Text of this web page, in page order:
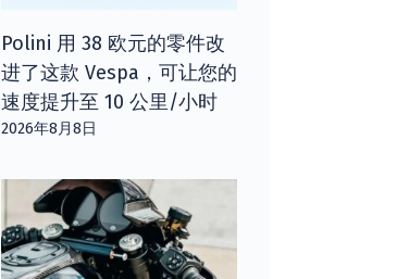
Polini 用 38 欧元的零件改
进了这款 Vespa，可让您的
速度提升至 10 公里/小时
2026年8月8日